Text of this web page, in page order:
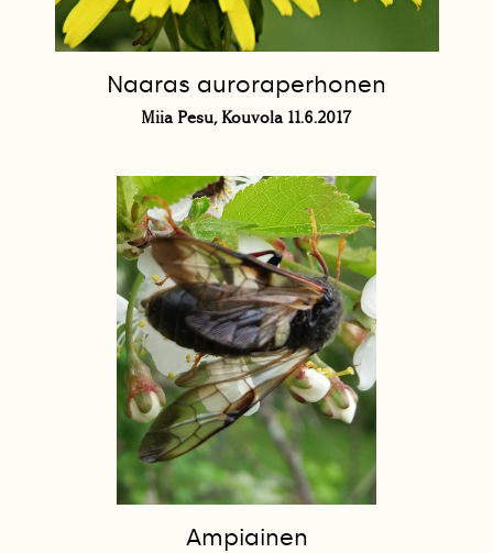
Naaras auroraperhonen
Miia Pesu, Kouvola 11.6.2017
Ampiainen